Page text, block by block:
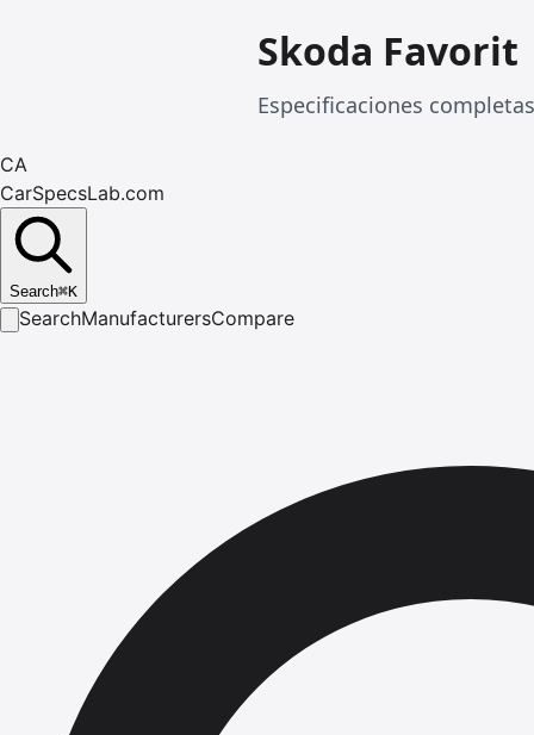
Skoda Favorit
Especificaciones
CA
CarSpecsLab.com
Search⌘K
SearchManufacturersCompare